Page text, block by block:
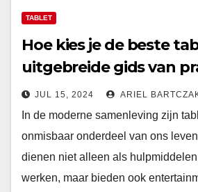
TABLET
Hoe kies je de beste
uitgebreide gids van
luxeJUL 15, 2024 ARIEL
In de moderne samenleving zijn
onmisbaar onderdeel van ons
dienen niet alleen als
werken, maar bieden ook